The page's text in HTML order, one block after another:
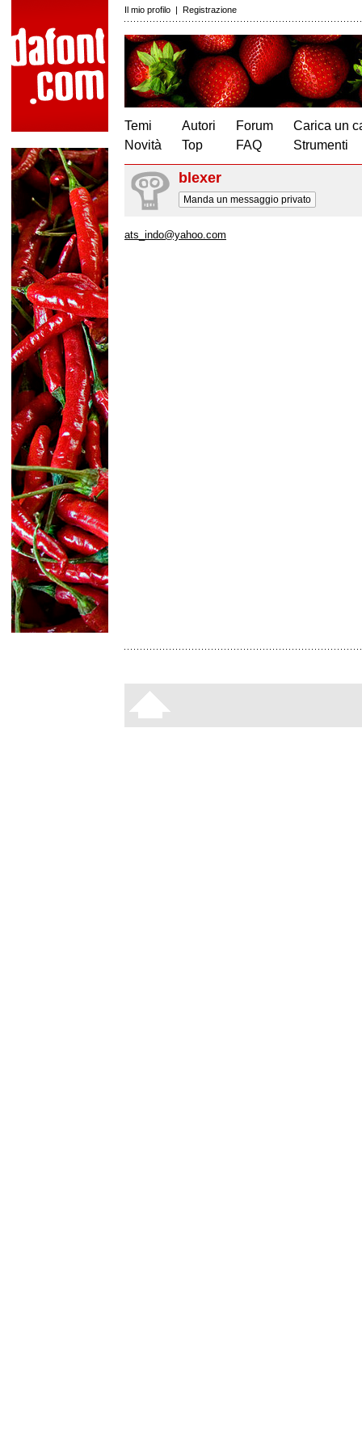
Il mio profilo | Registrazione
Temi
Novità
Autori
Top
Forum
FAQ
Carica un
Strumenti
blexer
Manda un messaggio privato
ats_indo@yahoo.com